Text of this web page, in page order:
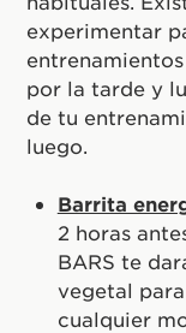
experimentar
por la tarde y
de tu
luego.
Barrita
2 horas
BARS te
vegetal
cualquier